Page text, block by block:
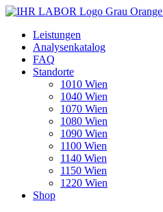
Leistungen
Analysenkatalog
FAQ
Standorte
1010 Wien
1040 Wien
1070 Wien
1080 Wien
1090 Wien
1100 Wien
1140 Wien
1150 Wien
1220 Wien
Shop